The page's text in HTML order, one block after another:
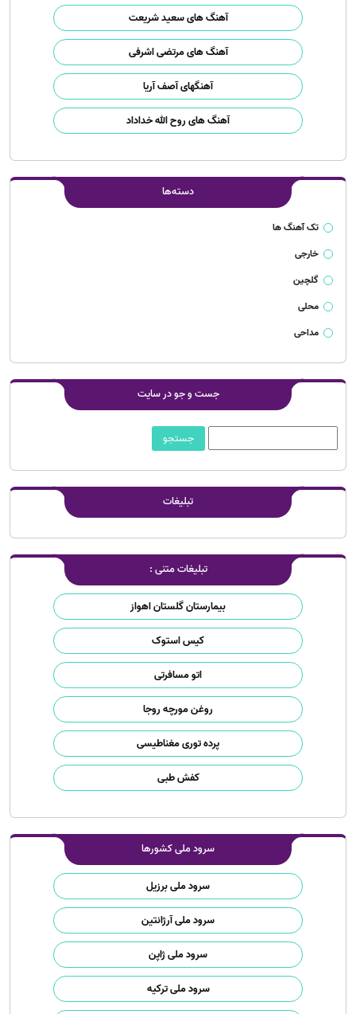
آهنگ های سعید شریعت
آهنگ های مرتضی اشرفی
آهنگهای آصف آریا
آهنگ های روح الله خداداد
دسته‌ها
تک آهنگ ها
خارجی
گلچین
محلی
مداحی
جست و جو در سایت
تبلیغات
تبلیغات متنی :
بیمارستان گلستان اهواز
کیس استوک
اتو مسافرتی
روغن مورچه روجا
پرده توری مغناطیسی
کفش طبی
سرود ملی کشورها
سرود ملی برزیل
سرود ملی آرژانتین
سرود ملی ژاپن
سرود ملی ترکیه